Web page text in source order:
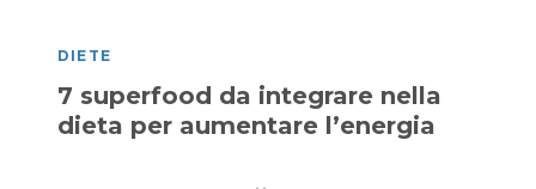
DIETE
7 superfood da integrare nella
dieta per aumentare l’energia